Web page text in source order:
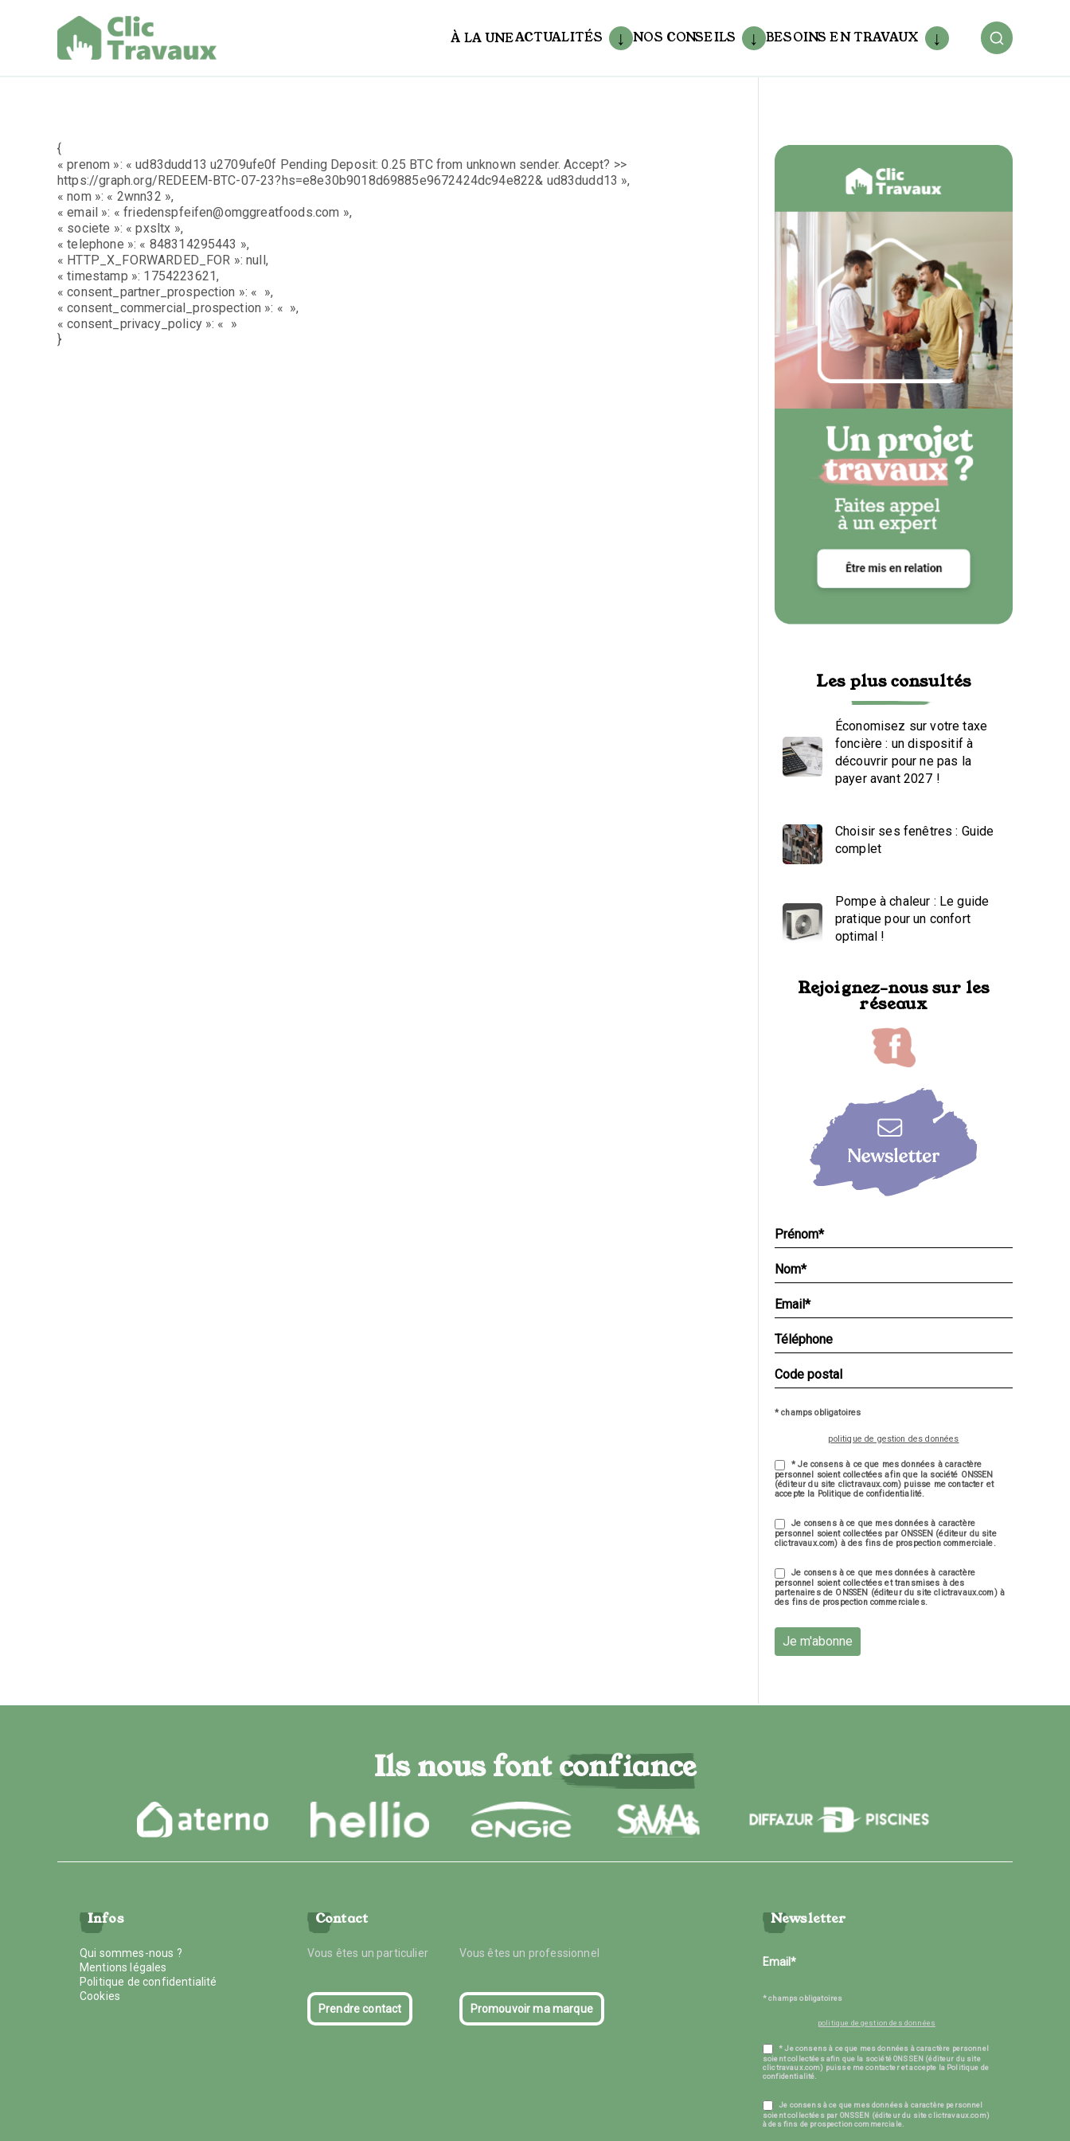
À LA UNEACTUALITÉS NOS CONSEILS BESOINS EN TRAVAUX
{
« prenom »: « ud83dudd13 u2709ufe0f Pending Deposit: 0.25 BTC from unknown sender. Accept? >>
https://graph.org/REDEEM-BTC-07-23?hs=e8e30b9018d69885e9672424dc94e822& ud83dudd13 »,
« nom »: « 2wnn32 »,
« email »: « friedenspfeifen@omggreatfoods.com »,
« societe »: « pxsltx »,
« telephone »: « 848314295443 »,
« HTTP_X_FORWARDED_FOR »: null,
« timestamp »: 1754223621,
« consent_partner_prospection »: « »,
« consent_commercial_prospection »: « »,
« consent_privacy_policy »: « »
}
Les plus consultés
Économisez sur votre taxe
foncière : un dispositif à
découvrir pour ne pas la
payer avant 2027 !
Choisir ses fenêtres : Guide
complet
Pompe à chaleur : Le guide
pratique pour un confort
optimal !
Rejoignez-nous sur les
réseaux
* champs obligatoires
politique de gestion des données
* Je consens à ce que mes données à caractère
personnel soient collectées afin que la société ONSSEN
(éditeur du site clictravaux.com) puisse me contacter et
accepte la Politique de confidentialité.
Je consens à ce que mes données à caractère
personnel soient collectées par ONSSEN (éditeur du site
clictravaux.com) à des fins de prospection commerciale.
Je consens à ce que mes données à caractère
personnel soient collectées et transmises à des
partenaires de ONSSEN (éditeur du site clictravaux.com) à
des fins de prospection commerciales.
Je m'abonne
Ils nous font confiance
Infos
Qui sommes-nous ?
Mentions légales
Politique de confidentialité
Cookies
Contact
Vous êtes un particulier Vous êtes un professionnel
Prendre contact Promouvoir ma marque
Newsletter
* champs obligatoires
politique de gestion des données
* Je consens à ce que mes données à caractère personnel
soient collectées afin que la société ONSSEN (éditeur du site
clictravaux.com) puisse me contacter et accepte la Politique de
confidentialité.
Je consens à ce que mes données à caractère personnel
soient collectées par ONSSEN (éditeur du site clictravaux.com)
à des fins de prospection commerciale.